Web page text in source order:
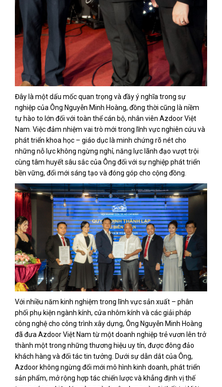
Đây là một dấu mốc quan trọng và đầy ý nghĩa trong sự
nghiệp của Ông Nguyễn Minh Hoàng, đồng thời cũng là niềm
tự hào to lớn đối với toàn thể cán bộ, nhân viên Azdoor Việt
Nam. Việc đảm nhiệm vai trò mới trong lĩnh vực nghiên cứu và
phát triển khoa học – giáo dục là minh chứng rõ nét cho
những nỗ lực không ngừng nghỉ, năng lực lãnh đạo vượt trội
cùng tâm huyết sâu sắc của Ông đối với sự nghiệp phát triển
bền vững, đổi mới sáng tạo và đóng góp cho cộng đồng.
Với nhiều năm kinh nghiệm trong lĩnh vực sản xuất – phân
phối phụ kiện ngành kính, cửa nhôm kính và các giải pháp
công nghệ cho công trình xây dựng, Ông Nguyễn Minh Hoàng
đã đưa Azdoor Việt Nam từ một doanh nghiệp trẻ vươn lên trở
thành một trong những thương hiệu uy tín, được đông đảo
khách hàng và đối tác tin tưởng. Dưới sự dẫn dắt của Ông,
Azdoor không ngừng đổi mới mô hình kinh doanh, phát triển
sản phẩm, mở rộng hợp tác chiến lược và khẳng định vị thế